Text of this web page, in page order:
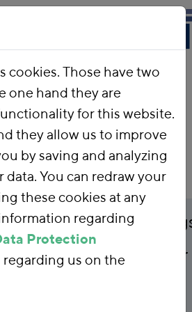
Anhang - Die
Endenergiepreisen
cookies. Those have two
one hand they are
for this website.
they allow us to improve
by saving and analyzing
data. You can redraw your
these cookies at any
regarding
Protection
regarding us on the